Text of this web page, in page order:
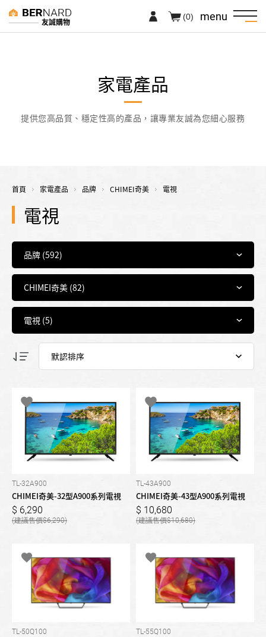
友誠購物 menu
(0)
家電產品
提供您高品質、穩定性高的產品，讓專業友誠為您細心服務
首頁 家電產品 品牌 CHIMEI奇美 電視
電視
TL-32A900
CHIMEI奇美-32型A900系列電視
6,290
6,290
TL-43A900
CHIMEI奇美-43型A900系列電視
10,680
10,680
TL-50Q100 TL-55Q100